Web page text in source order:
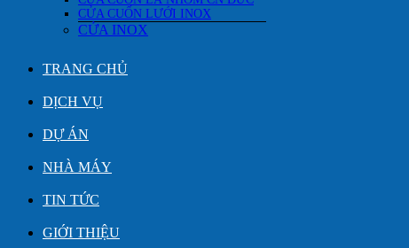
CỬA CUỐN LƯỚI INOX
CỬA INOX
TRANG CHỦ
DỊCH VỤ
DỰ ÁN
NHÀ MÁY
TIN TỨC
GIỚI THIỆU